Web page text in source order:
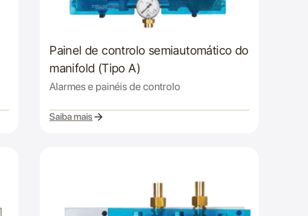
Painel de controlo semiautomático do
manifold (Tipo A)
Alarmes e painéis de controlo
Saiba mais